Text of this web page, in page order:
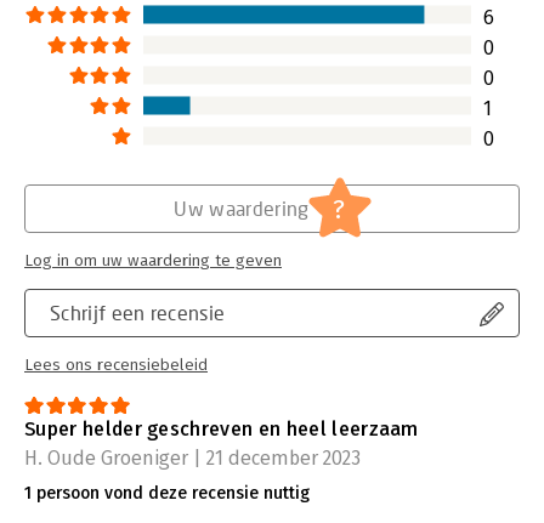
6
0
0
1
0
Schrijf een recensie
Lees ons recensiebeleid
Uw waardering ?
Log in om uw waardering te geven
Super helder geschreven en heel leerzaam
H. Oude Groeniger | 21 december 2023
1 persoon vond deze recensie nuttig